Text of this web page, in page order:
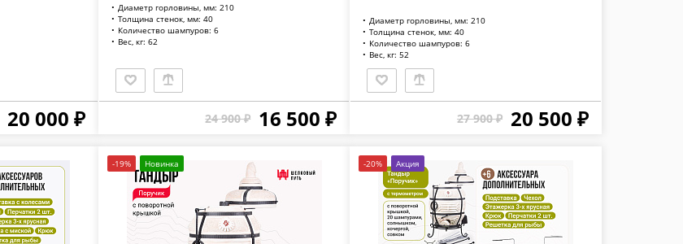
20 000 ₽
Диаметр горловины, мм: 210
Толщина стенок, мм: 40
Количество шампуров: 6
Вес, кг: 62
24 900 ₽ 16 500 ₽
Диаметр горловины, мм: 210
Толщина стенок, мм: 40
Количество шампуров: 6
Вес, кг: 52
27 900 ₽ 20 500 ₽
-19% Новинка -20% Акция